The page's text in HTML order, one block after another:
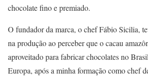
chocolate fino e premiado.
O fundador da marca, o chef Fábio Sicilia,
na produção ao perceber que o cacau
aproveitado para fabricar chocolates no
Europa, após a minha formação como chef